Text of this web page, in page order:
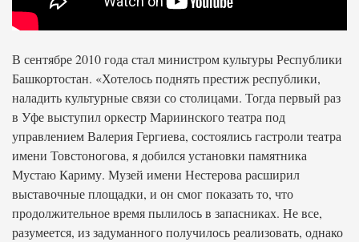
В сентябре 2010 года стал министром культуры Республики
Башкортостан. «Хотелось поднять престиж республики,
наладить культурные связи со столицами. Тогда первый раз
в Уфе выступил оркестр Мариинского театра под
управлением Валерия Гергиева, состоялись гастроли театра
имени Товстоногова, я добился установки памятника
Мустаю Кариму. Музей имени Нестерова расширил
выставочные площадки, и он смог показать то, что
продолжительное время пылилось в запасниках. Не все,
разумеется, из задуманного получилось реализовать, однако